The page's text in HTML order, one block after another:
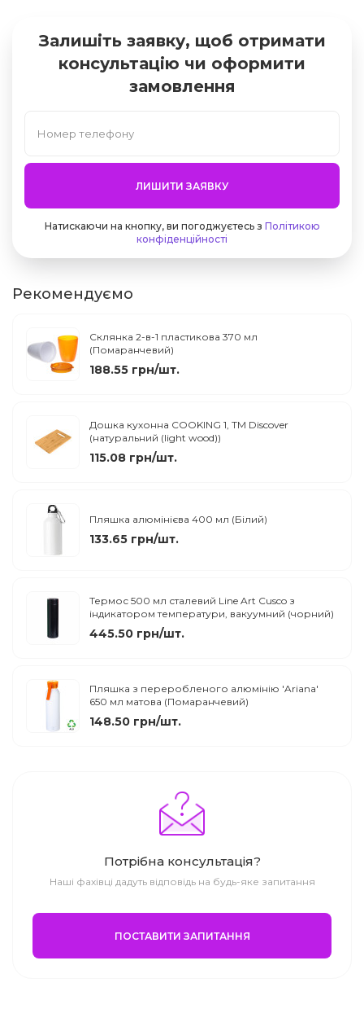
Залишіть заявку, щоб отримати
консультацію чи оформити
замовлення
ЛИШИТИ ЗАЯВКУ
Натискаючи на кнопку, ви погоджуєтесь з Політикою
конфіденційності
Рекомендуємо
Склянка 2-в-1 пластикова 370 мл
(Помаранчевий)
188.55 грн/шт.
Дошка кухонна COOKING 1, TM Discover
(натуральний (light wood))
115.08 грн/шт.
Пляшка алюмінієва 400 мл (Білий)
133.65 грн/шт.
Термос 500 мл сталевий Line Art Cusco з
індикатором температури, вакуумний (чорний)
445.50 грн/шт.
Пляшка з переробленого алюмінію 'Ariana'
650 мл матова (Помаранчевий)
148.50 грн/шт.
Потрібна консультація?
Наші фахівці дадуть відповідь на будь-яке запитання
ПОСТАВИТИ ЗАПИТАННЯ